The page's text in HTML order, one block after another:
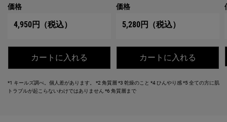
価格
4,950円 （税込）
カートに入れる キールズ クリーム UFC
価格
5,280円 （税込）
カートに入れる
*1 キールズ調べ。個人差があります。 *2 角質層*3 乾燥のこと *4 ひんやり感*5 全ての方に肌
トラブルが起こらないわけではありません *6 角質層まで